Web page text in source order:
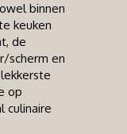
binnen
keuken
de
scherm en
op
culinaire